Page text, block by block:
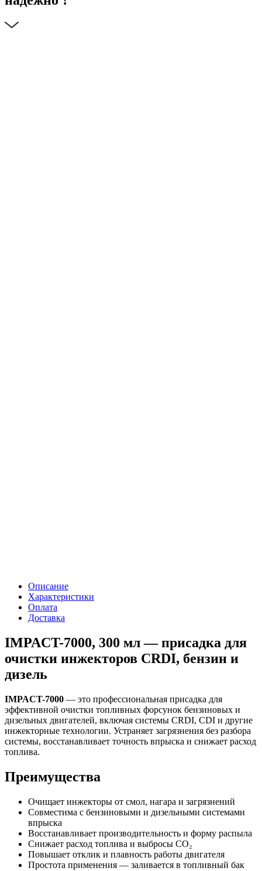
Описание
Характеристики
Оплата
Доставка
IMPACT-7000, 300 мл — присадка для
очистки инжекторов CRDI, бензин и
дизель
IMPACT-7000 — это профессиональная присадка для
эффективной очистки топливных форсунок бензиновых и
дизельных двигателей, включая системы CRDI, CDI и другие
инжекторные технологии. Устраняет загрязнения без разбора
системы, восстанавливает точность впрыска и снижает расход
топлива.
Преимущества
Очищает инжекторы от смол, нагара и загрязнений
Совместима с бензиновыми и дизельными системами
впрыска
Восстанавливает производительность и форму распыла
Снижает расход топлива и выбросы CO₂
Повышает отклик и плавность работы двигателя
Простота применения — заливается в топливный бак